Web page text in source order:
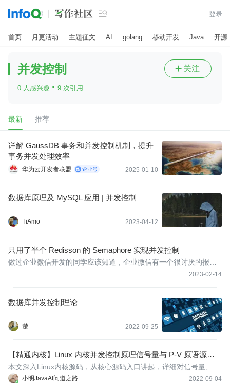
 登录
首页 月更活动 主题征文 AI golang 移动开发 Java 开源
并发控制
0 人感兴趣 · 9 次引用
 关注
最新 推荐
详解 GaussDB 事务和并发控制机制，提升
事务并发处理效率
华为云开发者联盟 2025-01-10
数据库原理及 MySQL 应用 | 并发控制
TiAmo 2023-04-12
只用了半个 Redisson 的 Semaphore 实现并发控制
2023-02-14
做过企业微信开发的同学应该知道，企业微信有一个很讨厌的报错--
接口并发超过限制（45033）。报错的原因呢就是因为有多个线程
数据库并发控制理论
楚 2022-09-25
【精通内核】Linux 内核并发控制原理信号量与 P-V 原语源码
解析
小明JavaAI问道之路 2022-09-04
本文深入Linux内核源码，从核心源码入口讲起，详细对信号量、互
斥量的内核代码讲解，其中对P-V操作实现逐行剖析，Linux内核并